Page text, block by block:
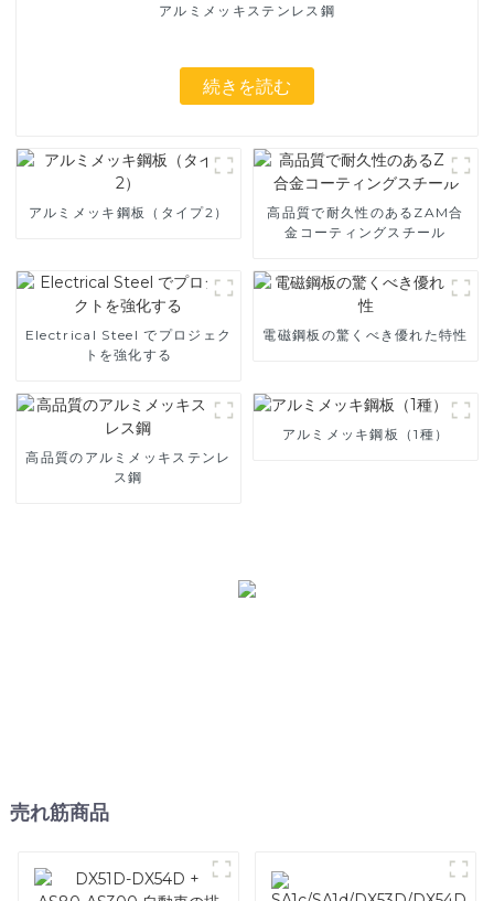
アルミメッキステンレス鋼
続きを読む
アルミメッキ鋼板（タイプ2）
高品質で耐久性のあるZAM合
金コーティングスチール
Electrical Steel でプロジェク
トを強化する
電磁鋼板の驚くべき優れた特性
高品質のアルミメッキステンレ
ス鋼
アルミメッキ鋼板（1種）
売れ筋商品